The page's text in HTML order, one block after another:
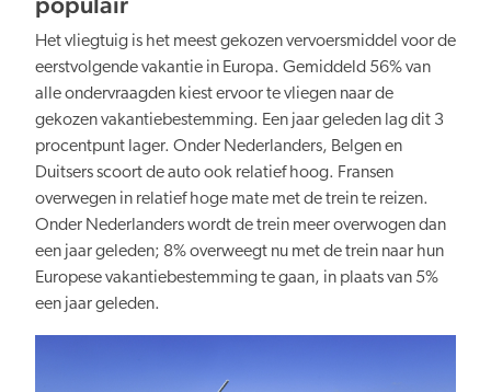
Kennis en data
Het vliegtuig is het meest gekozen vervoersmiddel voor de
eerstvolgende vakantie in Europa. Gemiddeld 56% van
alle ondervraagden kiest ervoor te vliegen naar de
gekozen vakantiebestemming. Een jaar geleden lag dit 3
procentpunt lager. Onder Nederlanders, Belgen en
Duitsers scoort de auto ook relatief hoog. Fransen
overwegen in relatief hoge mate met de trein te reizen.
Onder Nederlanders wordt de trein meer overwogen dan
een jaar geleden; 8% overweegt nu met de trein naar hun
Europese vakantiebestemming te gaan, in plaats van 5%
een jaar geleden.